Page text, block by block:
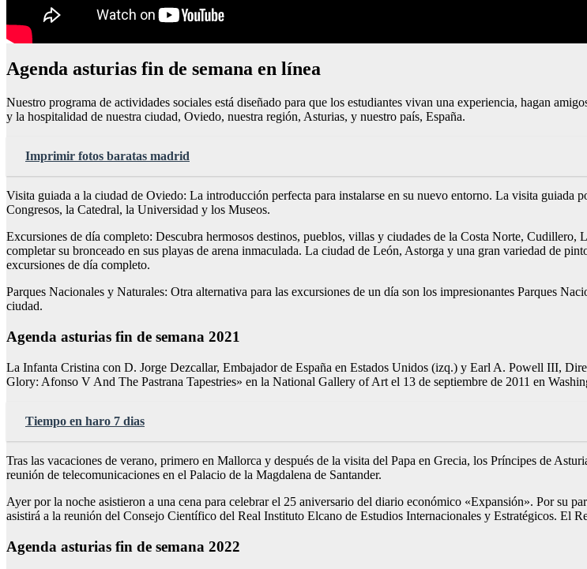
Agenda asturias fin de semana en línea
Nuestro programa de actividades sociales está diseñado para que los estudiantes vivan una experiencia, hagan
y la hospitalidad de nuestra ciudad, Oviedo, nuestra región, Asturias, y nuestro país, España.
Imprimir fotos baratas madrid
Visita guiada a la ciudad de Oviedo: La introducción perfecta para instalarse en su nuevo entorno. La visita guiada
Congresos, la Catedral, la Universidad y los Museos.
Excursiones de día completo: Descubra hermosos destinos, pueblos, villas y ciudades de la Costa Norte,
completar su bronceado en sus playas de arena inmaculada. La ciudad de León, Astorga y una gran variedad de
excursiones de día completo.
Parques Nacionales y Naturales: Otra alternativa para las excursiones de un día son los impresionantes Parques
ciudad.
Agenda asturias fin de semana 2021
La Infanta Cristina con D. Jorge Dezcallar, Embajador de España en Estados Unidos (izq.) y Earl A. Powell III,
Glory: Afonso V And The Pastrana Tapestries» en la National Gallery of Art el 13 de septiembre de 2011 en
Tiempo en haro 7 dias
Tras las vacaciones de verano, primero en Mallorca y después de la visita del Papa en Grecia, los Príncipes de
reunión de telecomunicaciones en el Palacio de la Magdalena de Santander.
Ayer por la noche asistieron a una cena para celebrar el 25 aniversario del diario económico «Expansión». Por su
asistirá a la reunión del Consejo Científico del Real Instituto Elcano de Estudios Internacionales y Estratégicos. El
Agenda asturias fin de semana 2022